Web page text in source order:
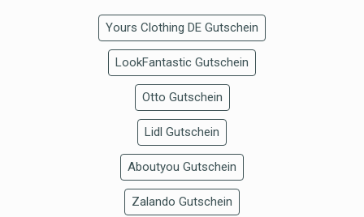
Yours Clothing DE Gutschein
LookFantastic Gutschein
Otto Gutschein
Lidl Gutschein
Aboutyou Gutschein
Zalando Gutschein